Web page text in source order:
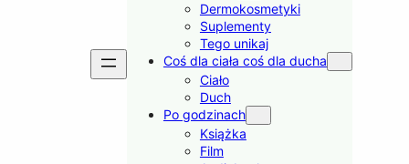
Dermokosmetyki
Suplementy
Tego unikaj
Coś dla ciała coś dla ducha
Ciało
Duch
Po godzinach
Książka
Film